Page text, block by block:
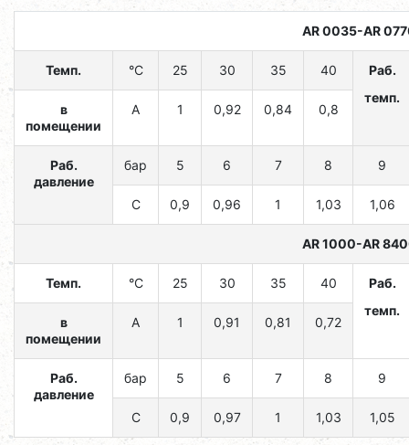
AR 0035-AR
Темп. °C 25 30 35 40
Раб.
темп.
в
помещении
A 1 0,92 0,84 0,8
Раб.
давление
бар 5 6 7 8 9
C 0,9 0,96 1 1,03 1,06
AR 1000-AR
Темп. °C 25 30 35 40
Раб.
темп.
в
помещении
A 1 0,91 0,81 0,72
Раб.
давление
бар 5 6 7 8 9
C 0,9 0,97 1 1,03 1,05